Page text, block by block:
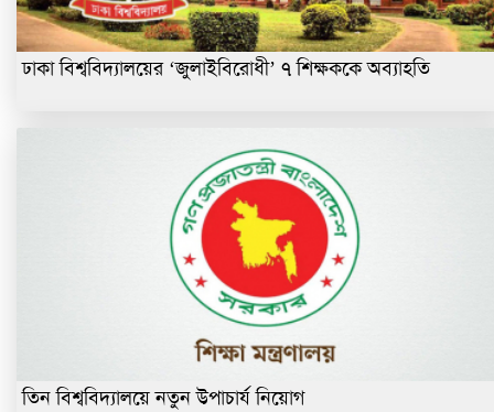
ঢাকা বিশ্ববিদ্যালয়ের ‘জুলাইবিরোধী’ ৭ শিক্ষককে অব্যাহতি
তিন বিশ্ববিদ্যালয়ে নতুন উপাচার্য নিয়োগ